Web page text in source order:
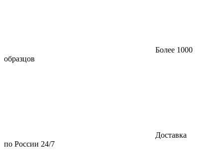
Более 1000
образцов
Доставка
по России 24/7